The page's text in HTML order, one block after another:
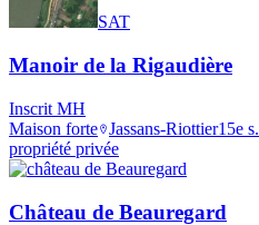
SAT
Manoir de la Rigaudière
Inscrit MH
Maison forte Jassans-Riottier15e s.
propriété privée
Château de Beauregard